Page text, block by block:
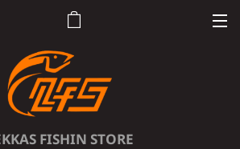
FISHIN STORE